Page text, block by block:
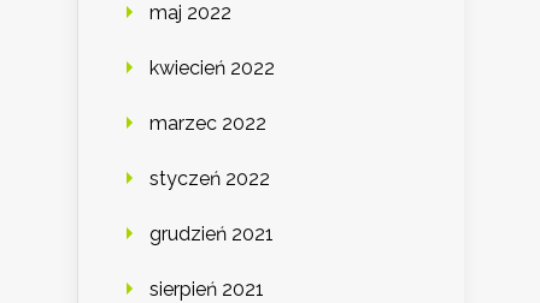
maj 2022
kwiecień 2022
marzec 2022
styczeń 2022
grudzień 2021
sierpień 2021